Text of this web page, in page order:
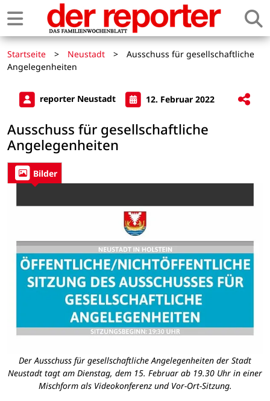
Startseite > Neustadt >
Ausschuss für gesellschaftliche
Angelegenheiten
reporter Neustadt 12. Februar 2022
Ausschuss für gesellschaftliche
Angelegenheiten
Bilder
Der Ausschuss für gesellschaftliche Angelegenheiten der Stadt
Neustadt tagt am Dienstag, dem 15. Februar ab 19.30 Uhr in einer
Mischform als Videokonferenz und Vor-Ort-Sitzung.